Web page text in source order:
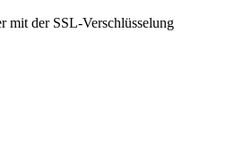
mit der SSL-Verschlüsselung